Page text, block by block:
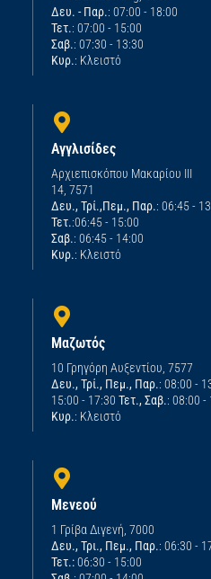
Δευ. - Παρ.: 07:00 - 18:00
Τετ.: 07:00 - 15:00
Σαβ.: 07:30 - 13:30
Κυρ.: Κλειστό
Αγγλισίδες
Αρχιεπισκόπου Μακαρίου ΙΙΙ
14, 7571
Δευ., Τρί.,Πεμ., Παρ.: 06:45 -
Τετ.:06:45 - 15:00
Σαβ.: 06:45 - 14:00
Κυρ.: Κλειστό
Μαζωτός
10 Γρηγόρη Αυξεντίου, 7577
Δευ., Τρί., Πεμ., Παρ.: 08:00 -
15:00 - 17:30 Τετ., Σαβ.: 08:00 -
Κυρ.: Κλειστό
Μενεού
1 Γρίβα Διγενή, 7000
Δευ., Τρι., Πεμ., Παρ.: 06:30 -
Τετ.:06:30 - 15:00